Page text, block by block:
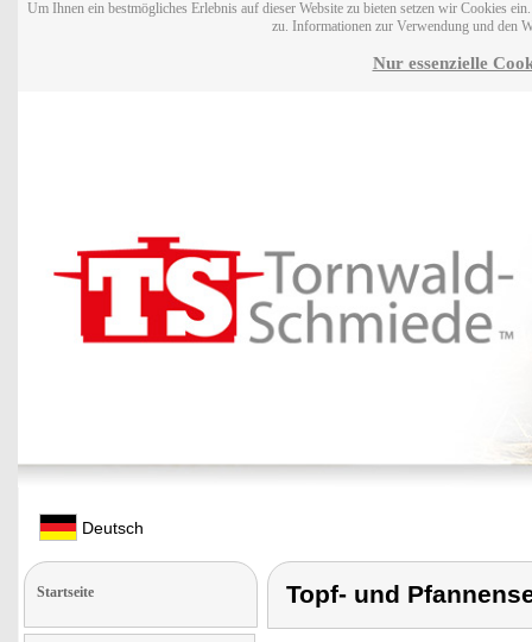
Um Ihnen ein bestmögliches Erlebnis auf dieser Website zu bieten setzen wir Cookies
zu. Informationen zur Verwendung und den
Nur essenzielle
Deutsch
Startseite Topf- und